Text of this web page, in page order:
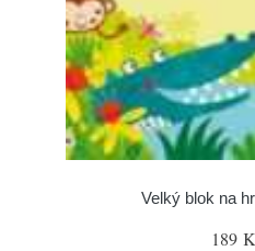
Velký blok na
189